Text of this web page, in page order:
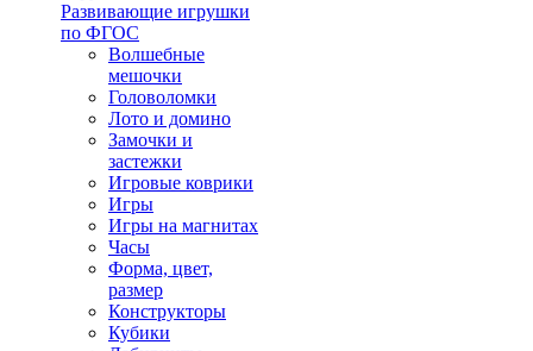
Развивающие игрушки
по ФГОС
Волшебные
мешочки
Головоломки
Лото и домино
Замочки и
застежки
Игровые коврики
Игры
Игры на магнитах
Часы
Форма, цвет,
размер
Конструкторы
Кубики